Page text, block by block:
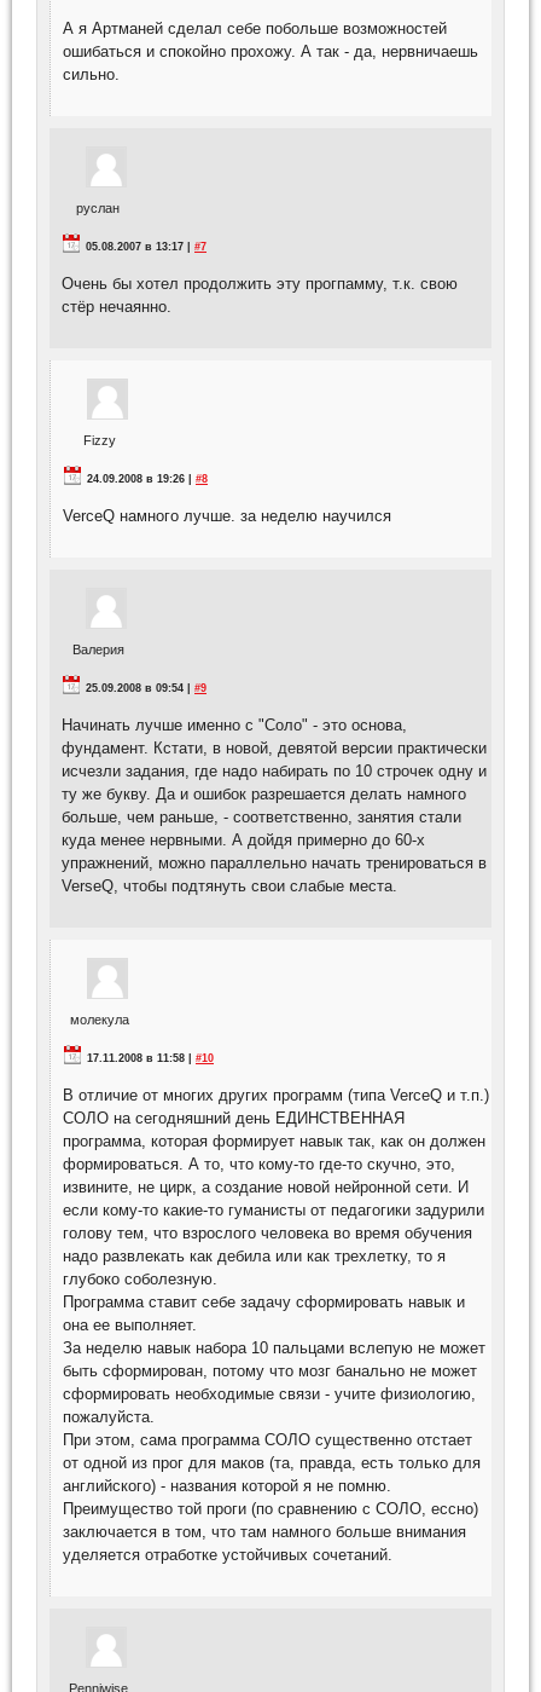
А я Артманей сделал себе побольше возможностей
ошибаться и спокойно прохожу. А так - да, нервничаешь
сильно.
руслан
05.08.2007 в 13:17 | #7
Очень бы хотел продолжить эту прогпамму, т.к. свою
стёр нечаянно.
Fizzy
24.09.2008 в 19:26 | #8
VerceQ намного лучше. за неделю научился
Валерия
25.09.2008 в 09:54 | #9
Начинать лучше именно с "Соло" - это основа,
фундамент. Кстати, в новой, девятой версии практически
исчезли задания, где надо набирать по 10 строчек одну и
ту же букву. Да и ошибок разрешается делать намного
больше, чем раньше, - соответственно, занятия стали
куда менее нервными. А дойдя примерно до 60-х
упражнений, можно параллельно начать тренироваться в
VerseQ, чтобы подтянуть свои слабые места.
молекула
17.11.2008 в 11:58 | #10
В отличие от многих других программ (типа VerceQ и т.п.)
СОЛО на сегодняшний день ЕДИНСТВЕННАЯ
программа, которая формирует навык так, как он должен
формироваться. А то, что кому-то где-то скучно, это,
извините, не цирк, а создание новой нейронной сети. И
если кому-то какие-то гуманисты от педагогики задурили
голову тем, что взрослого человека во время обучения
надо развлекать как дебила или как трехлетку, то я
глубоко соболезную.
Программа ставит себе задачу сформировать навык и
она ее выполняет.
За неделю навык набора 10 пальцами вслепую не может
быть сформирован, потому что мозг банально не может
сформировать необходимые связи - учите физиологию,
пожалуйста.
При этом, сама программа СОЛО существенно отстает
от одной из прог для маков (та, правда, есть только для
английского) - названия которой я не помню.
Преимущество той проги (по сравнению с СОЛО, ессно)
заключается в том, что там намного больше внимания
уделяется отработке устойчивых сочетаний.
Penniwise